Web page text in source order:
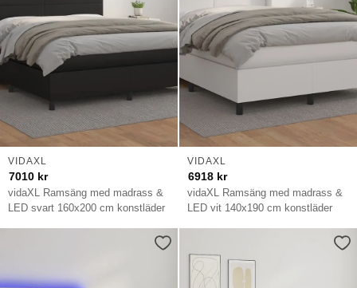
vidaXL Ramsäng med madrass &
LED svart 160x200 cm konstläder
VIDAXL
7010 kr
vidaXL Ramsäng med madrass &
LED vit 140x190 cm konstläder
VIDAXL
6918 kr